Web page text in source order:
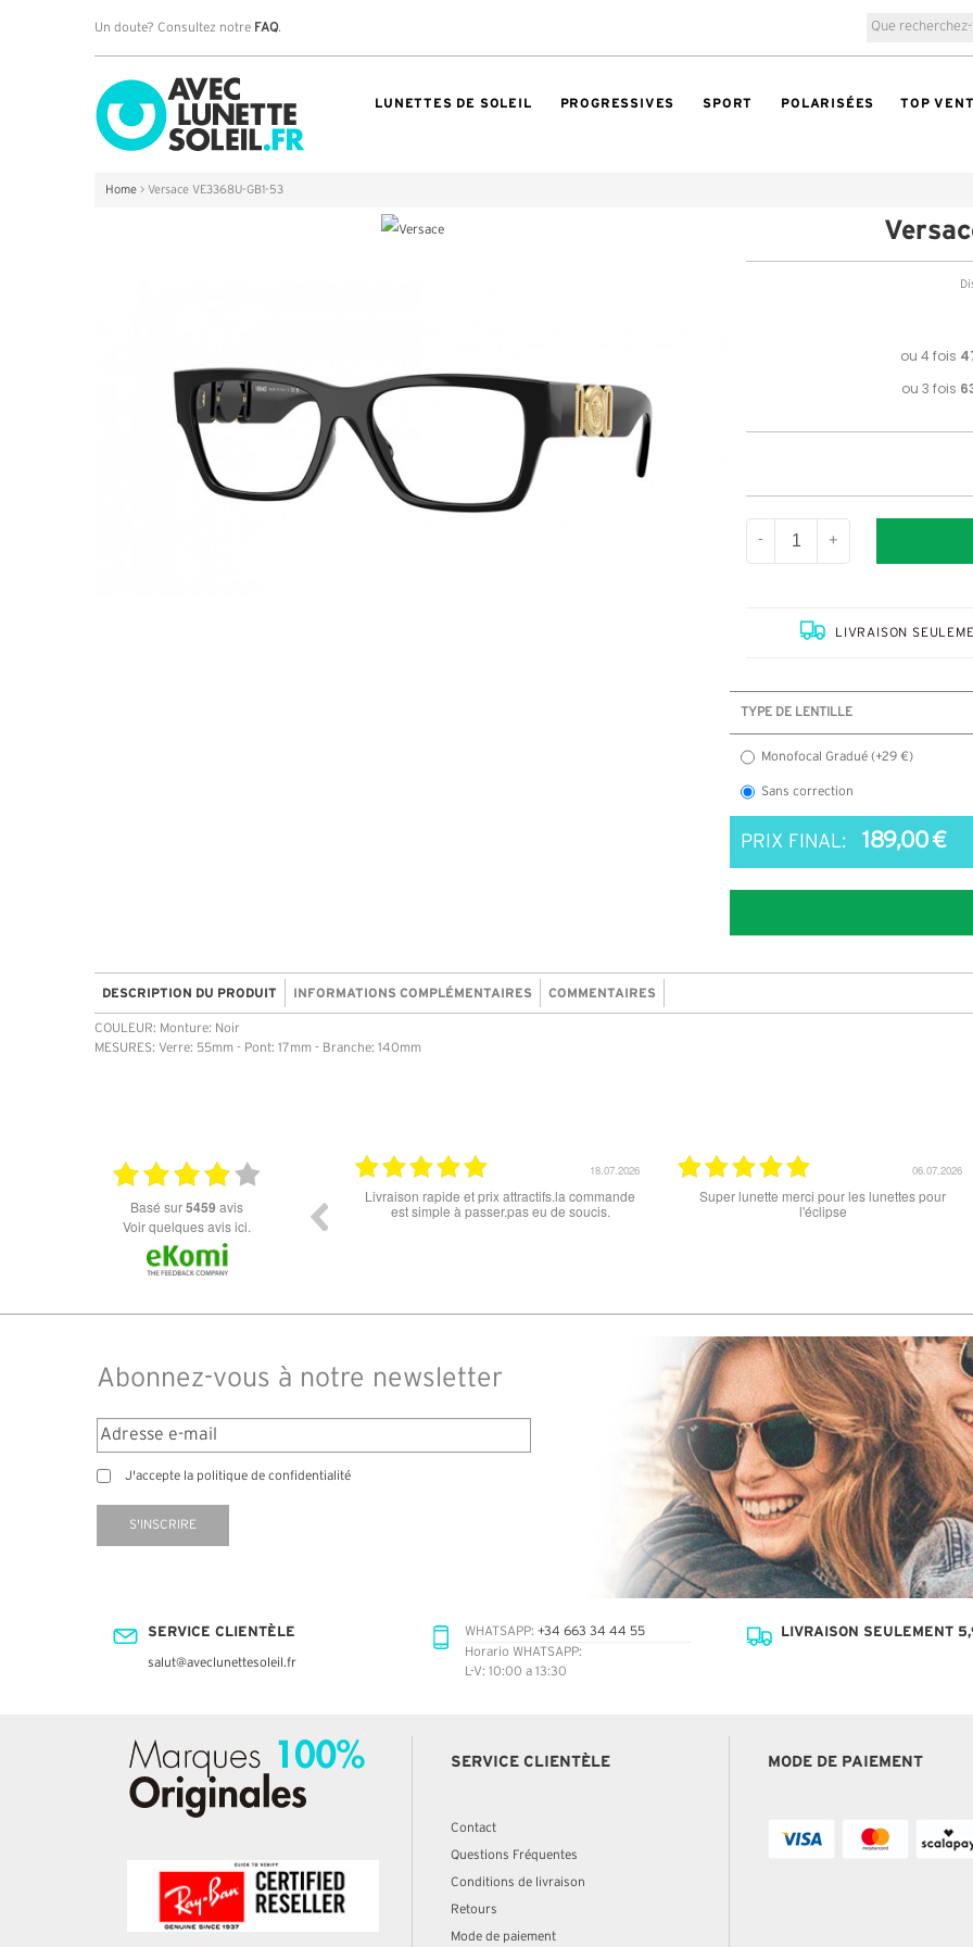
Un doute? Consultez notre FAQ.
LUNETTES DE SOLEIL PROGRESSIVES SPORT POLARISÉES TOP
Home > Versace VE3368U-GB1-53
- +
LIVRAISON
TYPE DE LENTILLE
Monofocal Gradué (+29 €)
Sans correction
PRIX FINAL: 189,00 €
DESCRIPTION DU PRODUIT INFORMATIONS COMPLÉMENTAIRES COMMENTAIRES
COULEUR: Monture: Noir
MESURES: Verre: 55mm - Pont: 17mm - Branche: 140mm
basé sur5459 avis
Voir quelques avis ici.
dans les types de lunettes. Attention: les stocks
des différents produits ne sont pas à jour. J'ai
commandé des lunettes Nike disponible sous 7 à
14 jours. J'ai reçu sous 3 jours. Attention aux avis
truspilot qui reflètent pas le site
15.06.2026
tout est parfait , que ce soit le produit commandé
ou la livraison . merci
super les lunettes, très cool, merci
Abonnez-vous à notre newsletter
J'accepte la politique de confidentialité
S'INSCRIRE
SERVICE CLIENTÈLE
salut@aveclunettesoleil.fr
WHATSAPP: +34 663 34 44 55
Horario WHATSAPP:
L-V: 10:00 a 13:30
LIVRAISON SEULEMENT
SERVICE CLIENTÈLE
Contact
Questions Fréquentes
Conditions de livraison
Retours
Mode de paiement
MODE DE PAIEMENT